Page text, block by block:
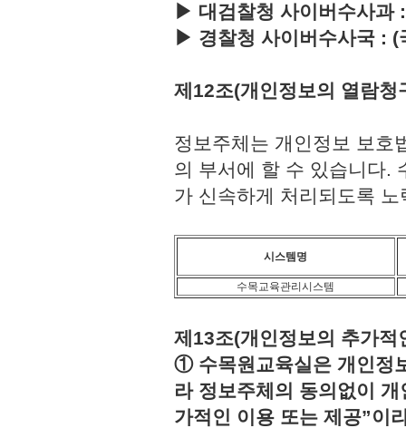
▶ 대검찰청 사이버수사
▶ 경찰청 사이버수사국 :
제12조(개인정보의 열람청
정보주체는 개인정보 보호
의 부서에 할 수 있습니다.
가 신속하게 처리되도록
시스템명
수목교육관리시스템
제13조(개인정보의 추가적
① 수목원교육실은 개인정
라 정보주체의 동의없이
가적인 이용 또는 제공”이